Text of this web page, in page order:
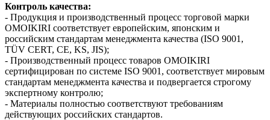
Контроль качества:
- Продукция и производственный процесс торговой марки
OMOIKIRI соответствует европейским, японским и
российским стандартам менеджмента качества (ISO 9001,
TÜV CERT, CE, KS, JIS);
- Производственный процесс товаров OMOIKIRI
сертифицирован по системе ISO 9001, соответствует мировым
стандартам менеджмента качества и подвергается строгому
экспертному контролю;
- Материалы полностью соответствуют требованиям
действующих российских стандартов.